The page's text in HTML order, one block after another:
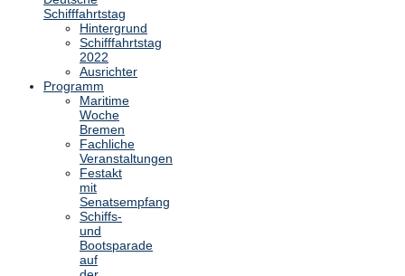
Schifffahrtstag
Hintergrund
Schifffahrtstag
2022
Ausrichter
Programm
Maritime
Woche
Bremen
Fachliche
Veranstaltungen
Festakt
mit
Senatsempfang
Schiffs-
und
Bootsparade
auf